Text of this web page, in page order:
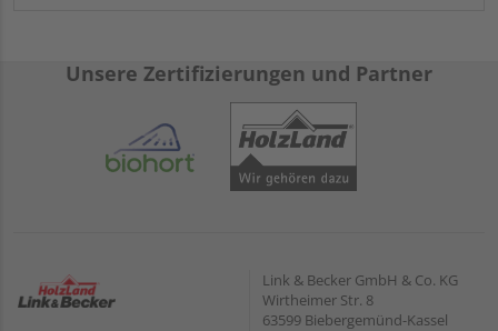
Unsere Zertifizierungen und Partner
Link & Becker GmbH & Co. KG
Wirtheimer Str. 8
63599 Biebergemünd-Kassel